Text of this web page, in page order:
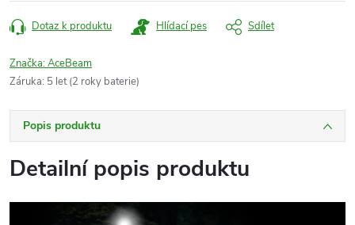
Dotaz k produktu Hlídací pes Sdílet
Značka:AceBeam
Záruka: 5 let (2 roky baterie)
Popis produktu
Detailní popis produktu